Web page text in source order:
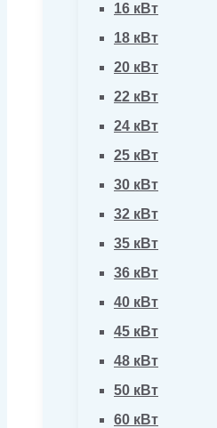
16 кВт
18 кВт
20 кВт
22 кВт
24 кВт
25 кВт
30 кВт
32 кВт
35 кВт
36 кВт
40 кВт
45 кВт
48 кВт
50 кВт
60 кВт